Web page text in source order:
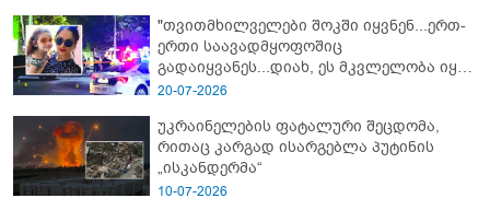
"თვითმხილველები შოკში იყვნენ...ერთ-
ერთი საავადმყოფოშიც
გადაიყვანეს...დიახ, ეს მკვლელობა იყო"
- გორში დატრიალებული ტრაგედიის
20-07-2026
უკრაინელების ფატალური შეცდომა,
რითაც კარგად ისარგებლა პუტინის
„ისკანდერმა“
10-07-2026